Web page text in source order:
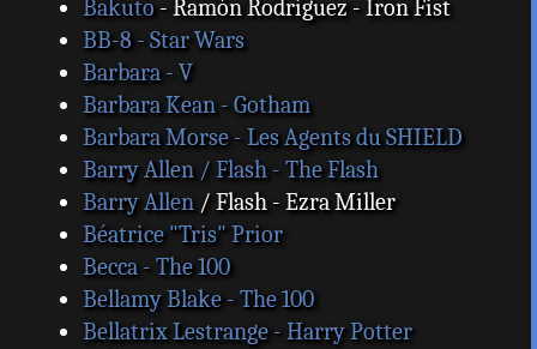
Bakuto - Ramón Rodríguez - Iron Fist
BB-8 - Star Wars
Barbara - V
Barbara Kean - Gotham
Barbara Morse - Les Agents du SHIELD
Barry Allen / Flash - The Flash
Barry Allen/ Flash - Ezra Miller
Béatrice "Tris" Prior
Becca - The 100
Bellamy Blake - The 100
Bellatrix Lestrange - Harry Potter